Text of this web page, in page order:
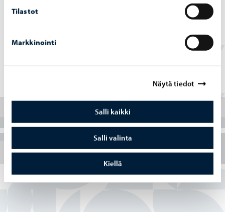
Tilastot
Markkinointi
Näytä tiedot
Salli kaikki
Salli valinta
Kiellä
Ota yhteyttä
Yhteydenottolomake
Väylä-paja